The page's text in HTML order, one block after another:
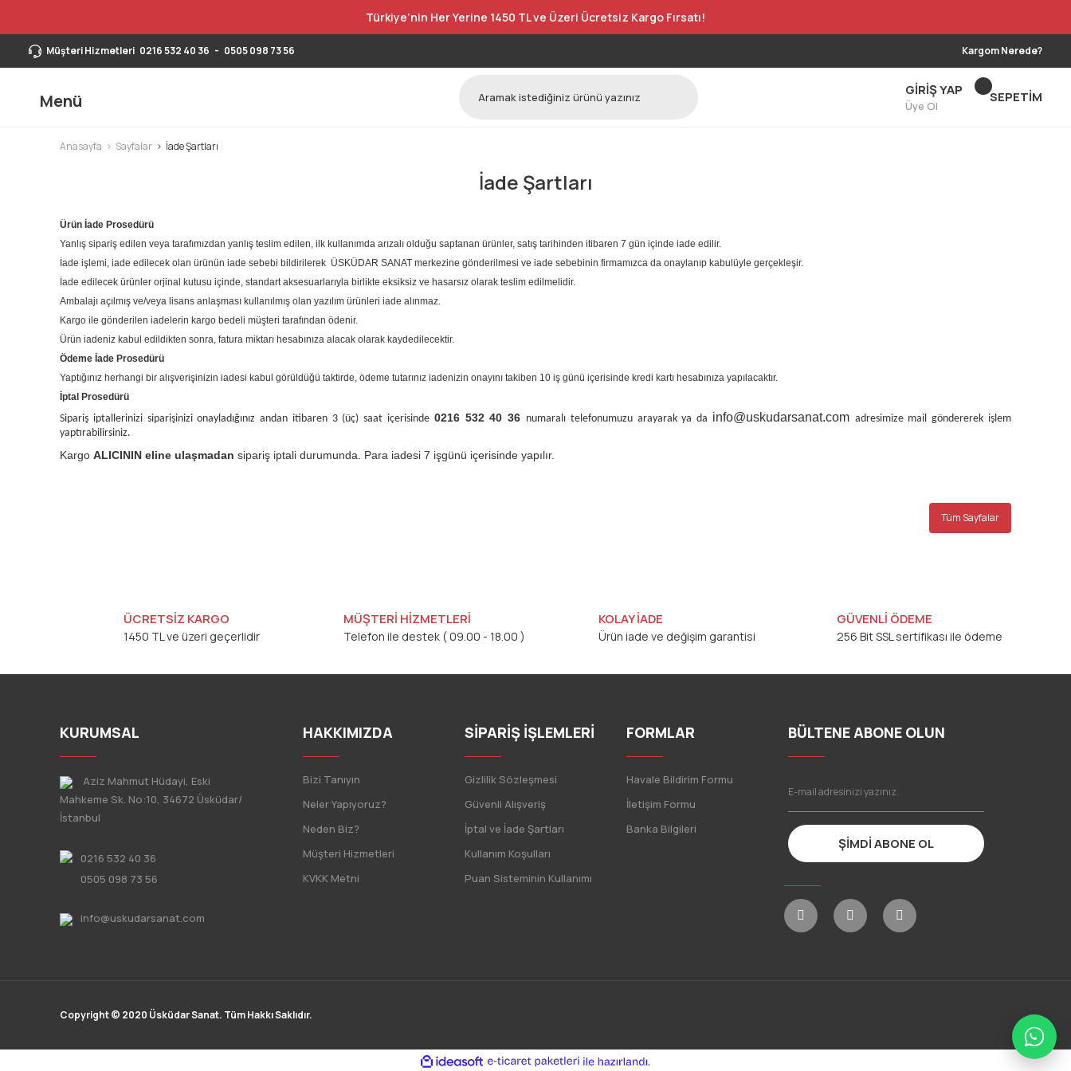
Türkiye’nin Her Yerine 1450 TL ve Üzeri Ücretsiz Kargo Fırsatı!
Müşteri Hizmetleri 0216 532 40 36 - 0505 098 73 56 Kargom Nerede?
Menü
GİRİŞ YAP
Üye Ol
SEPETİM
Anasayfa Sayfalar İade Şartları
İade Şartları
Ürün İade Prosedürü
Yanlış sipariş edilen veya tarafımızdan yanlış teslim edilen, ilk kullanımda arızalı olduğu saptanan ürünler, satış tarihinden itibaren 7 gün içinde iade edilir.
İade işlemi, iade edilecek olan ürünün iade sebebi bildirilerek ÜSKÜDAR SANAT merkezine gönderilmesi ve iade sebebinin firmamızca da onaylanıp kabulüyle gerçekleşir.
İade edilecek ürünler orjinal kutusu içinde, standart aksesuarlarıyla birlikte eksiksiz ve hasarsız olarak teslim edilmelidir.
Ambalajı açılmış ve/veya lisans anlaşması kullanılmış olan yazılım ürünleri iade alınmaz.
Kargo ile gönderilen iadelerin kargo bedeli müşteri tarafından ödenir.
Ürün iadeniz kabul edildikten sonra, fatura miktarı hesabınıza alacak olarak kaydedilecektir.
Ödeme İade Prosedürü
Yaptığınız herhangi bir alışverişinizin iadesi kabul görüldüğü taktirde, ödeme tutarınız iadenizin onayını takiben 10 iş günü içerisinde kredi kartı hesabınıza yapılacaktır.
İptal Prosedürü
Sipariş iptallerinizi siparişinizi onayladığınız andan itibaren 3 (üç) saat içerisinde 0216 532 40 36 numaralı telefonumuzu arayarak ya da info@uskudarsanat.com adresimize mail göndererek işlem
yaptırabilirsiniz.
Kargo ALICININ eline ulaşmadan sipariş iptali durumunda. Para iadesi 7 işgünü içerisinde yapılır.
Tüm Sayfalar
ÜCRETSİZ KARGO
1450 TL ve üzeri geçerlidir
MÜŞTERİ HİZMETLERİ
Telefon ile destek ( 09.00 - 18.00 )
KOLAY İADE
Ürün iade ve değişim garantisi
GÜVENLİ ÖDEME
256 Bit SSL sertifikası ile ödeme
KURUMSAL
Aziz Mahmut Hüdayi, Eski
Mahkeme Sk. No:10, 34672 Üsküdar/
İstanbul
0216 532 40 36
0505 098 73 56
info@uskudarsanat.com
HAKKIMIZDA
Bizi Tanıyın
Neler Yapıyoruz?
Neden Biz?
Müşteri Hizmetleri
KVKK Metni
SİPARİŞ İŞLEMLERİ
Gizlilik Sözleşmesi
Güvenli Alışveriş
İptal ve İade Şartları
Kullanım Koşulları
Puan Sisteminin Kullanımı
FORMLAR
Havale Bildirim Formu
İletişim Formu
Banka Bilgileri
BÜLTENE ABONE OLUN
ŞİMDİ ABONE OL
Copyright © 2020 Üsküdar Sanat. Tüm Hakkı Saklıdır.
ideasoft
e-